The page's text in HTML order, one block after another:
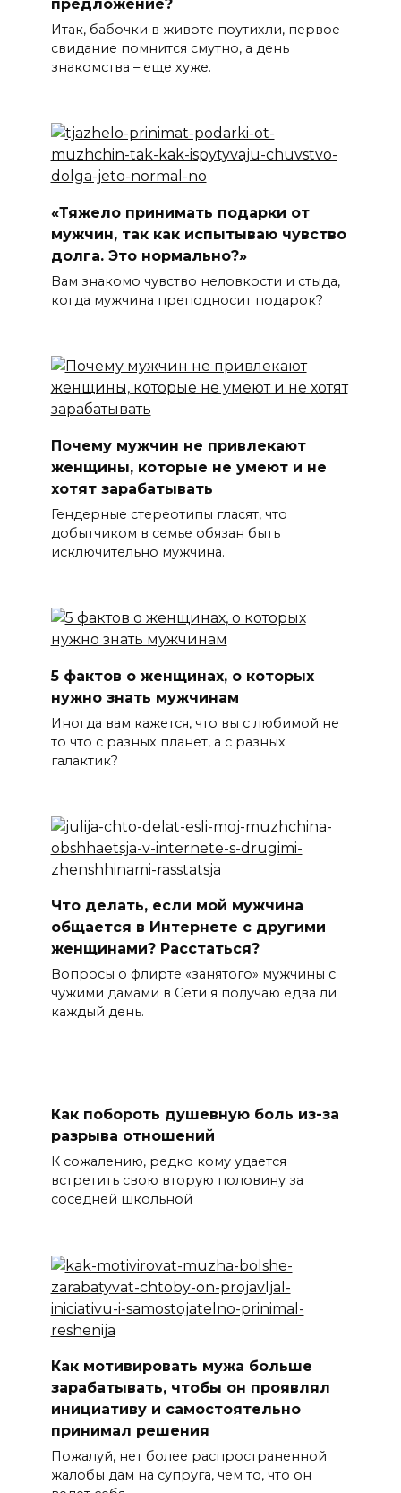
предложение?
Итак, бабочки в животе поутихли, первое
свидание помнится смутно, а день
знакомства – еще хуже.
«Тяжело принимать подарки от
мужчин, так как испытываю чувство
долга. Это нормально?»
Вам знакомо чувство неловкости и стыда,
когда мужчина преподносит подарок?
Почему мужчин не привлекают
женщины, которые не умеют и не
хотят зарабатывать
Гендерные стереотипы гласят, что
добытчиком в семье обязан быть
исключительно мужчина.
5 фактов о женщинах, о которых
нужно знать мужчинам
Иногда вам кажется, что вы с любимой не
то что с разных планет, а с разных
галактик?
Что делать, если мой мужчина
общается в Интернете с другими
женщинами? Расстаться?
Вопросы о флирте «занятого» мужчины с
чужими дамами в Сети я получаю едва ли
каждый день.
Как побороть душевную боль из-за
разрыва отношений
К сожалению, редко кому удается
встретить свою вторую половину за
соседней школьной
Как мотивировать мужа больше
зарабатывать, чтобы он проявлял
инициативу и самостоятельно
принимал решения
Пожалуй, нет более распространенной
жалобы дам на супруга, чем то, что он